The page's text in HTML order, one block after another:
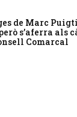
de Marc
s’aferra als
Comarcal